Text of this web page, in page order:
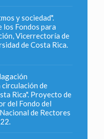
y sociedad".
Fondos para
Vicerrectoría de
de Costa Rica.
de
Rica". Proyecto de
del Fondo del
de Rectores